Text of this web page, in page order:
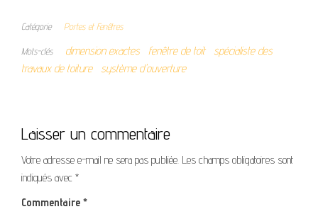
Catégorie Portes et Fenêtres
Mots-clés dimension exactes fenêtre de toit
spécialiste des
travaux de toiture
système d'ouverture
Laisser un commentaire
Votre adresse e-mail ne sera pas publiée. Les champs obligatoires sont
indiqués avec *
Commentaire *